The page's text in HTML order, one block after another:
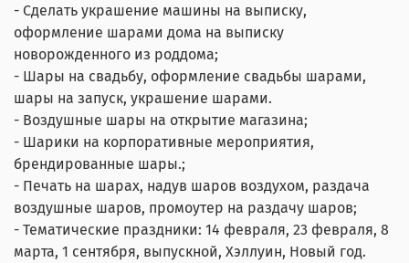
- Сделать украшение машины на выписку,
оформление шарами дома на выписку
новорожденного из роддома;
- Шары на свадьбу, оформление свадьбы шарами,
шары на запуск, украшение шарами.
- Воздушные шары на открытие магазина;
- Шарики на корпоративные мероприятия,
брендированные шары.;
- Печать на шарах, надув шаров воздухом, раздача
воздушные шаров, промоутер на раздачу шаров;
- Тематические праздники: 14 февраля, 23 февраля, 8
марта, 1 сентября, выпускной, Хэллуин, Новый год.